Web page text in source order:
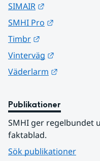
SIMAIR
SMHI Pro
Timbr
Vinterväg
Väderlarm
Publikationer
SMHI ger regelbundet
faktablad.
Sök publikationer